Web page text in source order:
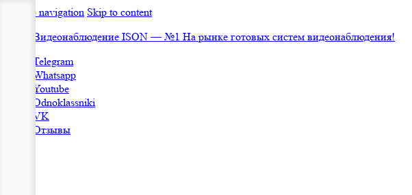
Skip to navigation Skip to content
Видеонаблюдение ISON — №1 На рынке готовых систем видеонаблюдения!
Telegram
Whatsapp
Youtube
Odnoklassniki
VK
Отзывы